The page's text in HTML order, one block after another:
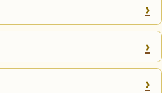
›
›
›